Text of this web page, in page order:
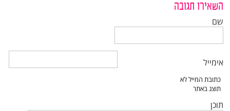
השאירו תגובה
שם
אימייל
תוכן